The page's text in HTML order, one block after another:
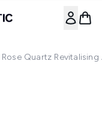
Quartz